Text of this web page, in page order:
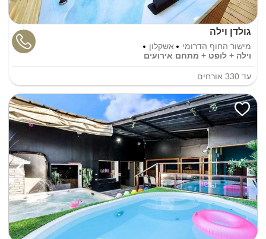
גולדן וילה
מישור החוף הדרומי
אשקלון
וילה + לופט + מתחם אירועים
עד 330 אורחים